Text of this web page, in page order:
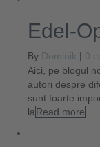
Edel-
By Dominik | 0
Aici, pe blogul
autori despre
sunt foarte
laRead more